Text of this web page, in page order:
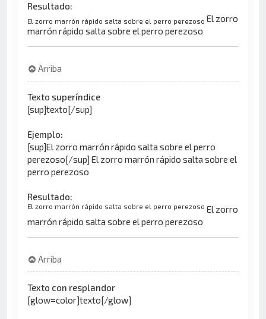
Resultado:
El zorro marrón rápido salta sobre el perro perezoso El zorro
marrón rápido salta sobre el perro perezoso
Arriba
Texto superíndice
[sup]texto[/sup]
Ejemplo:
[sup]El zorro marrón rápido salta sobre el perro
perezoso[/sup] El zorro marrón rápido salta sobre el
perro perezoso
Resultado:
El zorro marrón rápido salta sobre el perro perezoso El zorro
marrón rápido salta sobre el perro perezoso
Arriba
Texto con resplandor
[glow=color]texto[/glow]